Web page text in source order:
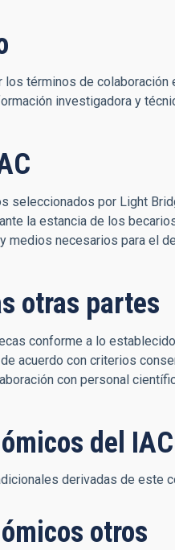
términos de
investigadora y
seleccionados por Light
la estancia de los
medios necesarios para el
otras partes
conforme a lo
acuerdo con criterios
con personal
del IAC
derivadas de este
otros